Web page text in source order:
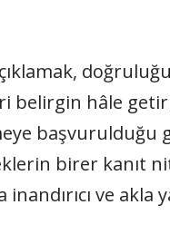
belirgin hâle
birer kanıt
ve akla